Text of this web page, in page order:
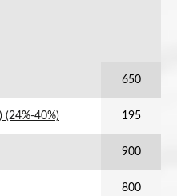
650
40%) 195
900
800